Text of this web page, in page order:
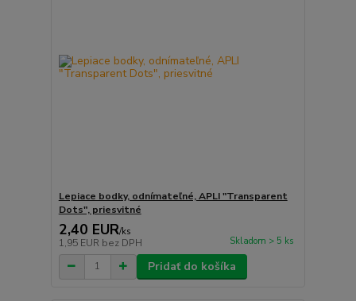
Lepiace bodky, odnímateľné, APLI "Transparent
Dots", priesvitné
2,40 EUR/ks
1,95 EUR bez DPH Skladom > 5 ks
Pridať do košíka